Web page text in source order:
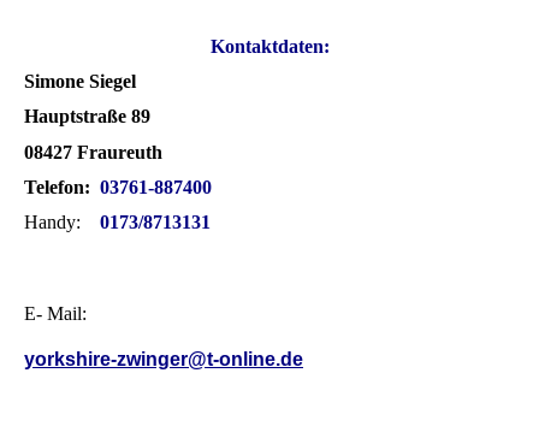
Kontaktdaten:
Simone Siegel
Hauptstraße 89
08427 Fraureuth
Telefon: 03761-887400
Handy:
0173/8713131
E- Mail:
yorkshire-zwinger@t-online.de